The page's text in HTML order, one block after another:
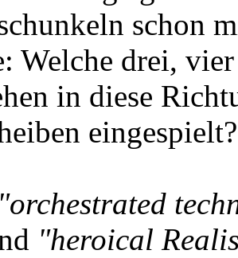
schon
Welche drei,
in diese
"orchestrated
"heroical